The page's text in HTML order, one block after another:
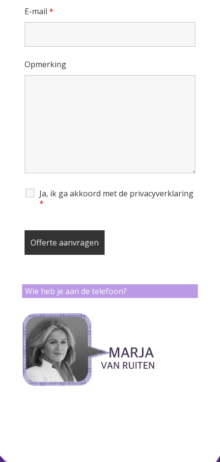
E-mail *
Opmerking
Ja, ik ga akkoord met de privacyverklaring
*
Wie heb je aan de telefoon?